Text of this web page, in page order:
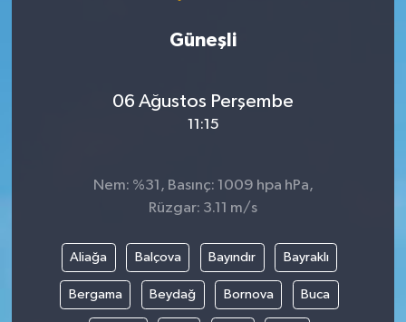
Güneşli
06 Ağustos Perşembe
11:15
Nem: %31, Basınç: 1009 hpa hPa,
Rüzgar: 3.11 m/s
Aliağa Balçova Bayındır Bayraklı
Bergama Beydağ Bornova Buca